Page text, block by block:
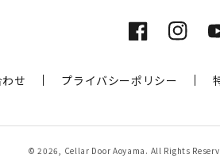
Facebook
せ プライバシーポリシー
© 2026, Cellar Door Aoyama . All Rights